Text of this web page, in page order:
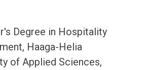
Degree in Hospitality
Haaga-Helia
of Applied Sciences,